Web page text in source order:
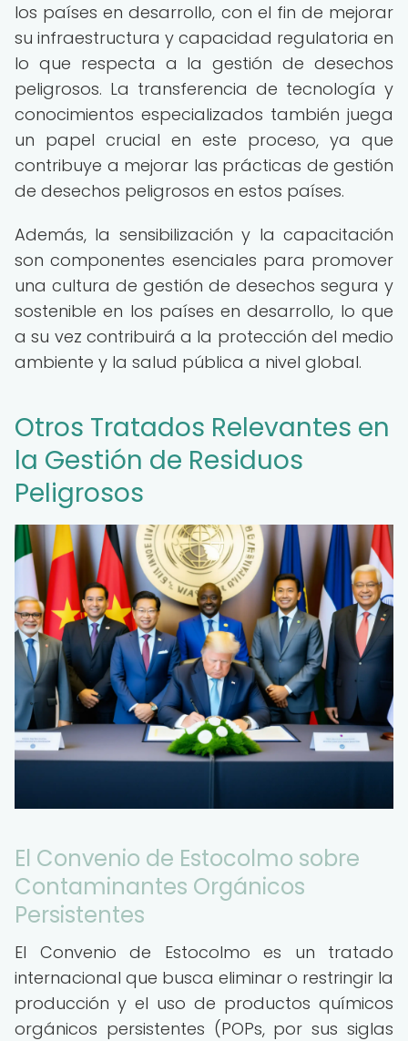
los países en desarrollo, con el fin de mejorar
su infraestructura y capacidad regulatoria en
lo que respecta a la gestión de desechos
peligrosos. La transferencia de tecnología y
conocimientos especializados también juega
un papel crucial en este proceso, ya que
contribuye a mejorar las prácticas de gestión
de desechos peligrosos en estos países.
Además, la sensibilización y la capacitación
son componentes esenciales para promover
una cultura de gestión de desechos segura y
sostenible en los países en desarrollo, lo que
a su vez contribuirá a la protección del medio
ambiente y la salud pública a nivel global.
Otros Tratados Relevantes en
la Gestión de Residuos
Peligrosos
El Convenio de Estocolmo sobre
Contaminantes Orgánicos
Persistentes
El Convenio de Estocolmo es un tratado
internacional que busca eliminar o restringir la
producción y el uso de productos químicos
orgánicos persistentes (POPs, por sus siglas